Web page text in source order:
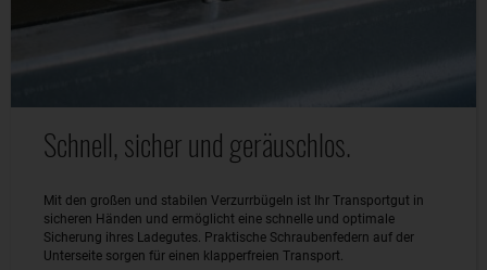
Schnell, sicher und geräuschlos.
Mit den großen und stabilen Verzurrbügeln ist Ihr Transportgut in
sicheren Händen und ermöglicht eine schnelle und optimale
Sicherung ihres Ladegutes. Praktische Schraubenfedern auf der
Unterseite sorgen für einen klapperfreien Transport.